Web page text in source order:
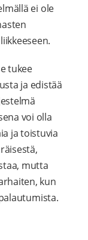
ei ole
tukee
ja edistää
voi olla
ja toistuvia
mutta
kun